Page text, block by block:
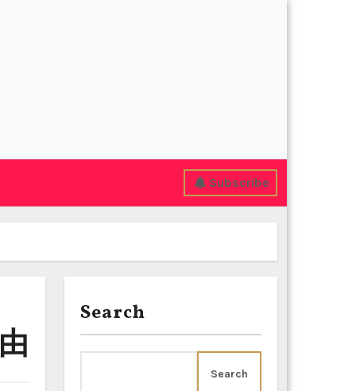
Subscribe
Search
Search